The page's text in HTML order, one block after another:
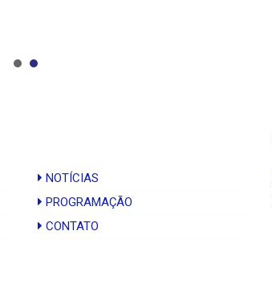
NOTÍCIAS
PROGRAMAÇÃO
CONTATO